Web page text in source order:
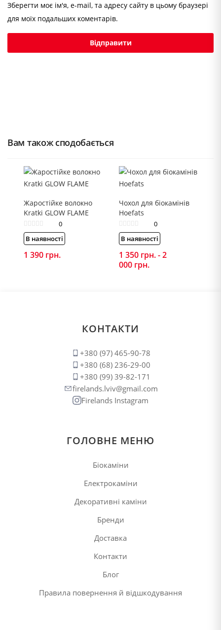
Зберегти моє ім'я, e-mail, та адресу сайту в цьому браузері
для моїх подальших коментарів.
Вам також сподобається
Жаростійке волокно
Kratki GLOW FLAME
0
В наявності
1 390 грн.
Чохол для біокамінів
Hoefats
0
В наявності
1 350 грн.-2
000 грн.
КОНТАКТИ
+380 (97) 465-90-78
+380 (68) 236-29-00
+380 (99) 39-82-171
firelands.lviv@gmail.com
Firelands Instagram
ГОЛОВНЕ МЕНЮ
Біокаміни
Електрокаміни
Декоративні каміни
Бренди
Доставка
Контакти
Блог
Правила повернення й відшкодування